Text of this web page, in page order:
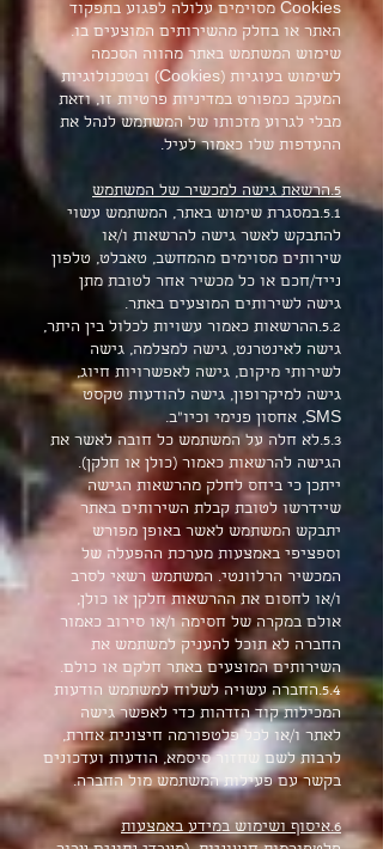
Cookies מסוימים עלולה לפגוע בתפקוד
האתר או בחלק מהשירותים המוצעים בו.
שימוש המשתמש באתר מהווה הסכמה
לשימוש בעוגיות (Cookies) ובטכנולוגיות
המעקב כמפורט במדיניות פרטיות זו, וזאת
מבלי לגרוע מזכותו של המשתמש לנהל את
ההעדפות שלו כאמור לעיל.
5.הרשאת גישה למכשיר של המשתמש
5.1.במסגרת שימוש באתר, המשתמש עשוי
להתבקש לאשר גישה להרשאות ו/או
שירותים מסוימים מהמחשב, טאבלט, טלפון
נייד/חכם או כל מכשיר אחר לטובת מתן
גישה לשירותים המוצעים באתר.
5.2.ההרשאות כאמור עשויות לכלול בין היתר,
גישה לאינטרנט, גישה למצלמה, גישה
לשירותי מיקום, גישה לאפשרויות חיוג,
גישה למיקרופון, גישה להודעות טקסט
SMS, אחסון פנימי וכיו"ב.
5.3.לא חלה על המשתמש כל חובה לאשר את
הגישה להרשאות כאמור (כולן או חלקן).
ייתכן כי ביחס לחלק מהרשאות הגישה
שיידרשו לטובת קבלת השירותים באתר
יתבקש המשתמש לאשר באופן מפורש
וספציפי באמצעות מערכת ההפעלה של
המכשיר הרלוונטי. המשתמש רשאי לסרב
ו/או לחסום את ההרשאות חלקן או כולן,
אולם במקרה של חסימה ו/או סירוב כאמור
החברה לא תוכל להעניק למשתמש את
השירותים המוצעים באתר חלקם או כולם.
5.4.החברה עשויה לשלוח למשתמש הודעות
המכילות קוד הזדהות כדי לאפשר גישה
לאתר ו/או לכל פלטפורמה חיצונית אחרת,
לרבות לשם שחזור סיסמא, הודעות ועדכונים
בקשר עם פעילות המשתמש מול החברה.
6.איסוף ושימוש במידע באמצעות